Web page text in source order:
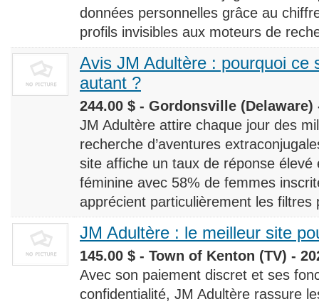
données personnelles grâce au
profils invisibles aux moteurs de
Avis JM Adultère : pourquoi ce
autant ?
244.00 $ - Gordonsville (Delaware)
JM Adultère attire chaque jour des
recherche d’aventures
site affiche un taux de réponse
féminine avec 58% de femmes
apprécient particulièrement les filtres
JM Adultère : le meilleur site
145.00 $ - Town of Kenton (TV) -
Avec son paiement discret et ses
confidentialité, JM Adultère rassure